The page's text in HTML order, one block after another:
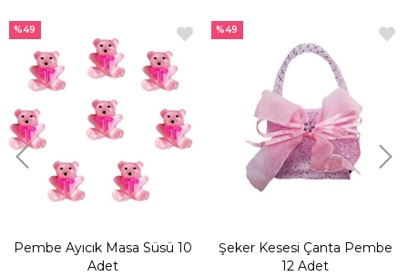
Pembe Ayıcık Masa Süsü 10
Adet
%49
Şeker Kesesi Çanta Pembe
12 Adet
%49